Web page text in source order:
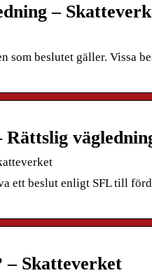
–
beslutet gäller. Vissa
ett beslut enligt SFL till
– Skatteverket